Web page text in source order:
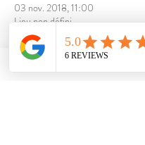
03 nov. 2018, 11:00
Lieu non défini
Partager cet événement